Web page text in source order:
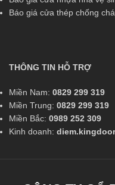
Báo giá cửa thép chống
THÔNG TIN HỖ TRỢ
Miền Nam: 0829 299 319
Miền Trung: 0829 299 319
Miền Bắc: 0989 252 309
Kinh doanh: